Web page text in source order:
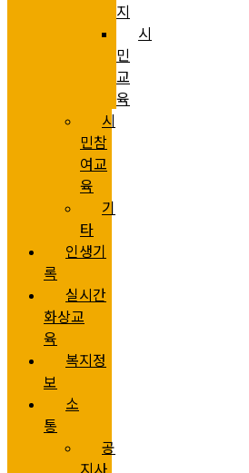
지
시
민
교
육
시
민참
여교
육
기
타
인생기
록
실시간
화상교
육
복지정
보
소
통
공
지사